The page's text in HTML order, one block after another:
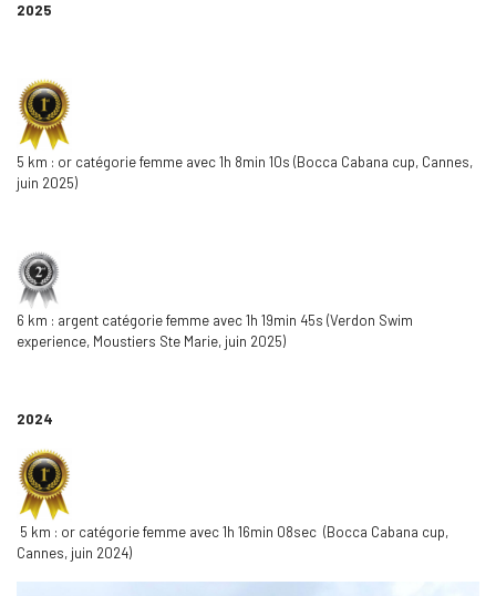
2025
5 km : or catégorie femme avec 1h 8min 10s (Bocca Cabana cup, Cannes,
juin 2025)
6 km : argent catégorie femme avec 1h 19min 45s (Verdon Swim
experience, Moustiers Ste Marie, juin 2025)
2024
5 km : or catégorie femme avec 1h 16min 08sec (Bocca Cabana cup,
Cannes, juin 2024)